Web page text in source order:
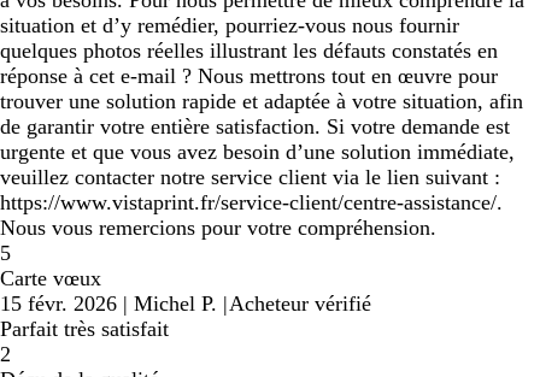
situation et d’y remédier, pourriez-vous nous fournir
quelques photos réelles illustrant les défauts constatés en
réponse à cet e-mail ? Nous mettrons tout en œuvre pour
trouver une solution rapide et adaptée à votre situation, afin
de garantir votre entière satisfaction. Si votre demande est
urgente et que vous avez besoin d’une solution immédiate,
veuillez contacter notre service client via le lien suivant :
https://www.vistaprint.fr/service-client/centre-assistance/.
Nous vous remercions pour votre compréhension.
5
Carte vœux
15 févr. 2026 | Michel P. |Acheteur vérifié
Parfait très satisfait
2